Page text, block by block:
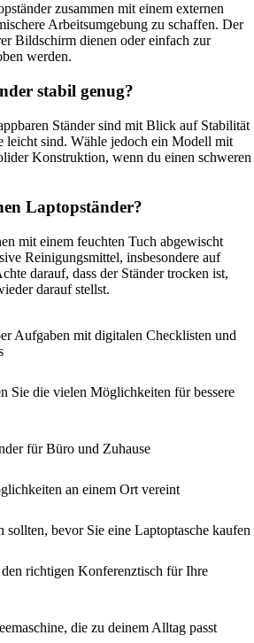
zusammen mit einem externen
Arbeitsumgebung zu schaffen. Der
Bildschirm dienen oder einfach zur
werden.
stabil genug?
Ständer sind mit Blick auf Stabilität
leicht sind. Wähle jedoch ein Modell mit
Konstruktion, wenn du einen schweren
Laptopständer?
mit einem feuchten Tuch abgewischt
Reinigungsmittel, insbesondere auf
darauf, dass der Ständer trocken ist,
darauf stellst.
Aufgaben mit digitalen Checklisten und
Sie die vielen Möglichkeiten für bessere
für Büro und Zuhause
an einem Ort vereint
sollten, bevor Sie eine Laptoptasche kaufen
richtigen Konferenztisch für Ihre
die zu deinem Alltag passt